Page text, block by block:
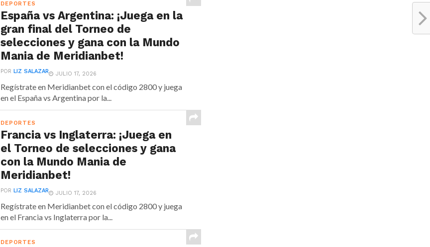
DEPORTES
España vs Argentina: ¡Juega en la
gran final del Torneo de
selecciones y gana con la Mundo
Mania de Meridianbet!
POR LIZ SALAZAR JULIO 17, 2026
Regístrate en Meridianbet con el código 2800 y juega
en el España vs Argentina por la...
DEPORTES
Francia vs Inglaterra: ¡Juega en
el Torneo de selecciones y gana
con la Mundo Mania de
Meridianbet!
POR LIZ SALAZAR JULIO 17, 2026
Regístrate en Meridianbet con el código 2800 y juega
en el Francia vs Inglaterra por la...
DEPORTES